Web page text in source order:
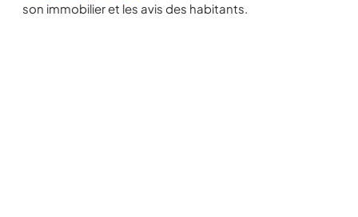
son immobilier et les avis des habitants.